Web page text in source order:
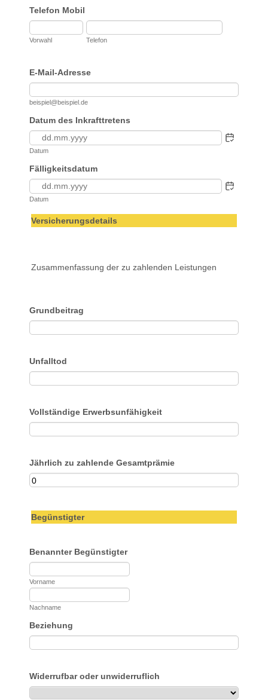
Telefon Mobil
Vorwahl Telefon
E-Mail-Adresse
beispiel@beispiel.de
Datum des Inkrafttretens
Datum
Fälligkeitsdatum
Datum
Versicherungsdetails
Zusammenfassung der zu zahlenden Leistungen
Grundbeitrag
Unfalltod
Vollständige Erwerbsunfähigkeit
Jährlich zu zahlende Gesamtprämie
Begünstigter
Benannter Begünstigter
Vorname
Nachname
Beziehung
Widerrufbar oder unwiderruflich